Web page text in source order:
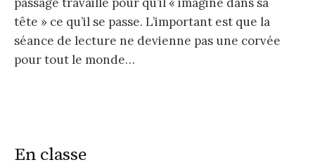
tête » ce qu’il se passe. L’important est que la
séance de lecture ne devienne pas une corvée
pour tout le monde…
En classe